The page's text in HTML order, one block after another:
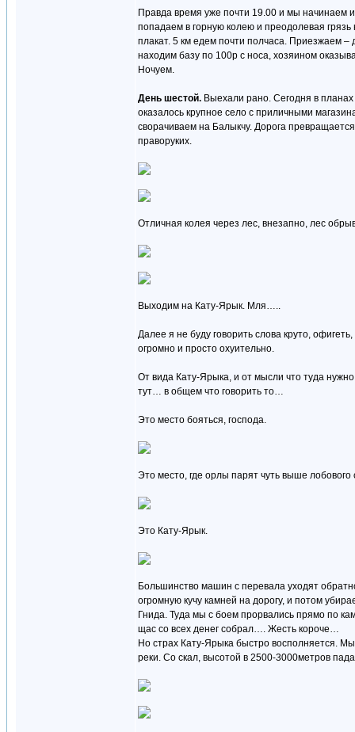
Правда время уже почти 19.00 и мы начинаем
попадаем в горную колею и преодолевая
плакат. 5 км едем почти полчаса. Приезжаем –
находим базу по 100р с носа, хозяином
Ночуем.
День шестой. Выехали рано. Сегодня в
оказалось крупное село с приличными
сворачиваем на Балыкчу. Дорога
праворуких.
Отличная колея через лес, внезапно, лес
Выходим на Кату-Ярык. Мля…..
Далее я не буду говорить слова круто,
огромно и просто охуительно.
От вида Кату-Ярыка, и от мысли что туда
тут… в общем что говорить то…
Это место бояться, господа.
Это место, где орлы парят чуть выше лобового
Это Кату-Ярык.
Большинство машин с перевала уходят
огромную кучу камней на дорогу, и потом
Гнида. Туда мы с боем прорвались прямо по
щас со всех денег собрал…. Жесть короче…
Но страх Кату-Ярыка быстро восполняется.
реки. Со скал, высотой в 2500-3000метров